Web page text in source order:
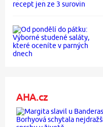
AHA.cz